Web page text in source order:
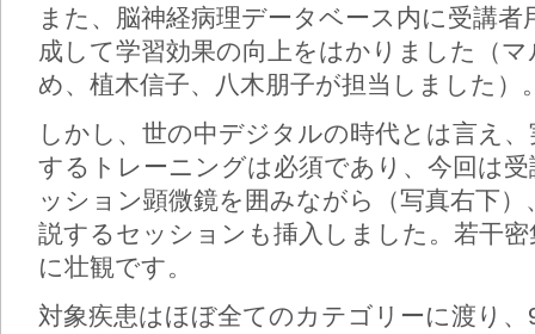
また、脳神経病理データベース内に受講
成して学習効果の向上をはかりました（
め、植木信子、八木朋子が担当しました）
しかし、世の中デジタルの時代とは言え
するトレーニングは必須であり、今回は
ッション顕微鏡を囲みながら（写真右下
説するセッションも挿入しました。若干
に壮観です。
対象疾患はほぼ全てのカテゴリーに渡り